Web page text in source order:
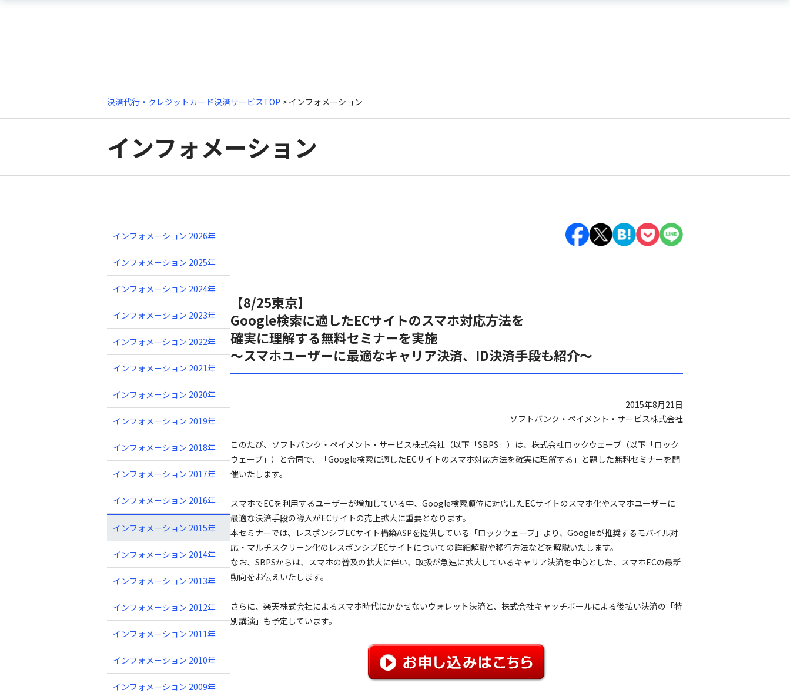
決済代行・クレジットカード決済サービスTOP > インフォメーション
インフォメーション
【8/25東京】
Google検索に適したECサイトのスマホ対応方法を
確実に理解する無料セミナーを実施
～スマホユーザーに最適なキャリア決済、ID決済手段も紹介～
2015年8月21日
ソフトバンク・ペイメント・サービス株式会社
このたび、ソフトバンク・ペイメント・サービス株式会社（以下「SBPS」）は、株式会社ロックウェーブ（以下「ロック
ウェーブ」）と合同で、「Google検索に適したECサイトのスマホ対応方法を確実に理解する」と題した無料セミナーを開
催いたします。
スマホでECを利用するユーザーが増加している中、Google検索順位に対応したECサイトのスマホ化やスマホユーザーに
最適な決済手段の導入がECサイトの売上拡大に重要となります。
本セミナーでは、レスポンシブECサイト構築ASPを提供している「ロックウェーブ」より、Googleが推奨するモバイル対
応・マルチスクリーン化のレスポンシブECサイトについての詳細解説や移行方法などを解説いたします。
なお、SBPSからは、スマホの普及の拡大に伴い、取扱が急速に拡大しているキャリア決済を中心とした、スマホECの最新
動向をお伝えいたします。
さらに、楽天株式会社によるスマホ時代にかかせないウォレット決済と、株式会社キャッチボールによる後払い決済の「特
別講演」も予定しています。
インフォメーション 2026年
インフォメーション 2025年
インフォメーション 2024年
インフォメーション 2023年
インフォメーション 2022年
インフォメーション 2021年
インフォメーション 2020年
インフォメーション 2019年
インフォメーション 2018年
インフォメーション 2017年
インフォメーション 2016年
インフォメーション 2015年
インフォメーション 2014年
インフォメーション 2013年
インフォメーション 2012年
インフォメーション 2011年
インフォメーション 2010年
インフォメーション 2009年